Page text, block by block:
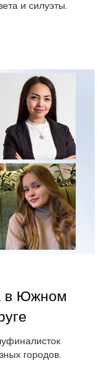
и силуэты.
в Южном
городов.